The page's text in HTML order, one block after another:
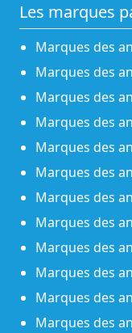
Les marques
Marques des
Marques des
Marques des
Marques des
Marques des
Marques des
Marques des
Marques des
Marques des
Marques des
Marques des
Marques des